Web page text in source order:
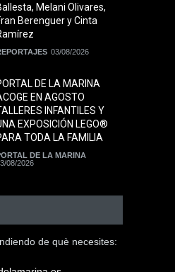
Melani Olivares,
Berenguer y Cinta
03/08/2026
DE LA MARINA
EN AGOSTO
INFANTILES Y
EXPOSICIÓN LEGO®
TODA LA FAMILIA
DE LA MARINA
08/2026
de què necesites: